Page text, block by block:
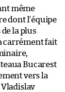
même
dont l’équipe
de la plus
carrément fait
Bucarest
vers la
Vladislav